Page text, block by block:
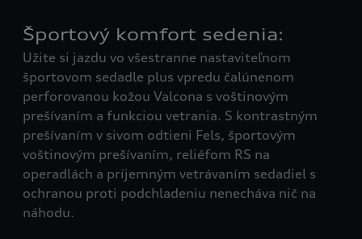
Športový komfort sedenia:
Užite si jazdu vo všestranne nastaviteľnom
športovom sedadle plus vpredu čalúnenom
perforovanou kožou Valcona s voštinovým
prešívaním a funkciou vetrania. S kontrastným
prešívaním v sivom odtieni Fels, športovým
voštinovým prešívaním, reliéfom RS na
operadlách a príjemným vetrávaním sedadiel s
ochranou proti podchladeniu nenecháva nič na
náhodu.